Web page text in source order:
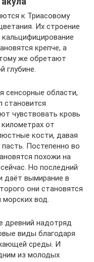
к Триасовому
Их строение
крепче, а
же обретают
глубине.
сенсорные области,
становится
чувствовать кровь
от
кости, давая
Постепенно во
похожи на
Но последний
даёт вымирание в
они становятся
вод.
древний надотряд
виды благодаря
среды. И
из молодых